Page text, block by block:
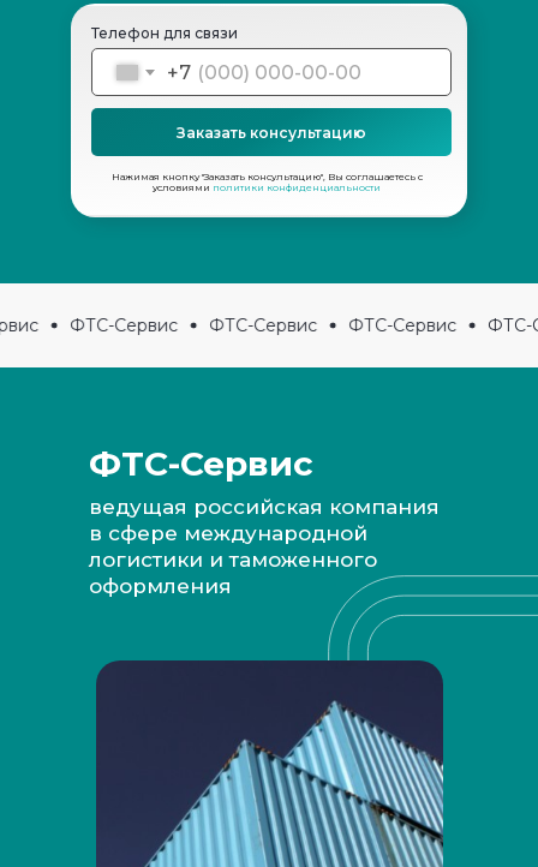
Нажимая кнопку "Заказать консультацию", Вы соглашаетесь с
условиями политики конфиденциальности
Телефон для связи
+7
Заказать консультацию
ФТС-Сервис ФТС-Сервис ФТС-Сервис ФТС-
ведущая российская компания
в сфере международной
логистики и таможенного
оформления
ФТС-Сервис